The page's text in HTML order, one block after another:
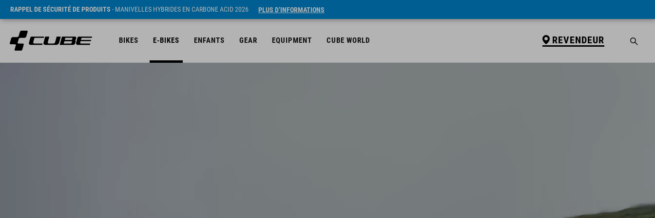
RAPPEL DE SÉCURITÉ DE PRODUITS - MANIVELLES HYBRIDES EN CARBONE ACID 2026 PLUS D’INFORMATIONS
BIKES E-BIKES ENFANTS GEAR EQUIPMENT CUBE WORLD REVENDEUR